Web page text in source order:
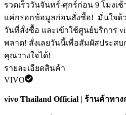
รวดเร็ววันจันทร์-ศุกร์ก่อน 9 โมงเ
แค่กรอกข้อมูลก่อนสั่งซื้อ! ️ มั่นใจด้
วันที่สั่งซื้อ และเข้าใช้ศูนย์บริการ
พลาด! สั่งเลยวันนี้เพื่อสัมผัสประส
คุณวางใจได้!
รายละเอียดสินค้า
VIVO
vivo Thailand Official | ร้านค้าทา